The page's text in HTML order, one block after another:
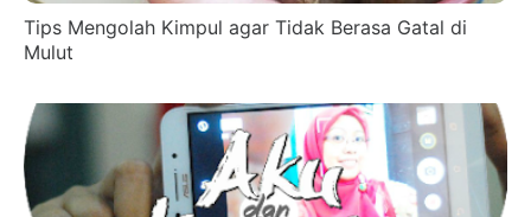
Tips Mengolah Kimpul agar Tidak Berasa Gatal di
Mulut